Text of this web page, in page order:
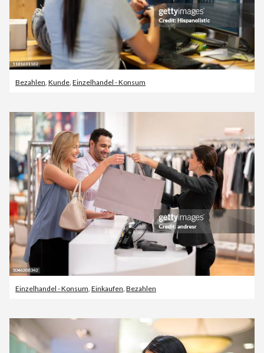
Bezahlen, Kunde, Einzelhandel - Konsum
Einzelhandel - Konsum Einkaufen Bezahlen